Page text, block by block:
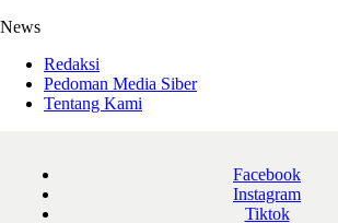
News
Redaksi
Pedoman Media Siber
Tentang Kami
Facebook
Instagram
Tiktok